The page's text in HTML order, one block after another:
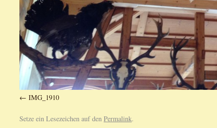
IMG_1910
Setze ein Lesezeichen auf den Permalink.